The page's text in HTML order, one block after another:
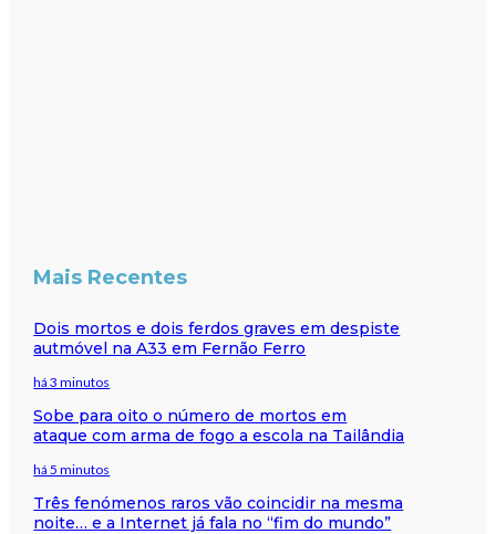
Mais Recentes
Dois mortos e dois ferdos graves em despiste
autmóvel na A33 em Fernão Ferro
há 3 minutos
Sobe para oito o número de mortos em
ataque com arma de fogo a escola na Tailândia
há 5 minutos
Três fenómenos raros vão coincidir na mesma
noite… e a Internet já fala no “fim do mundo”